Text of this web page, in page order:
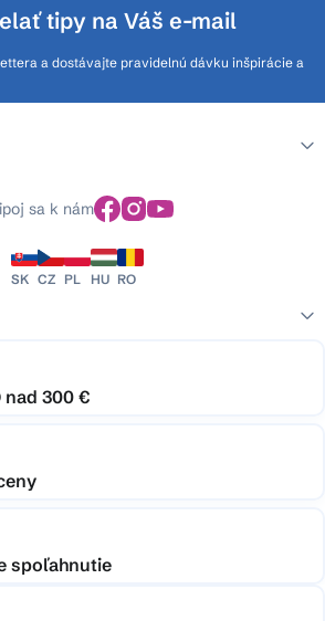
tipy na Váš e-mail
a dostávajte pravidelnú dávku inšpirácie a
sa k nám
SK CZ PL HU RO
nad 300 €
spoľahnutie